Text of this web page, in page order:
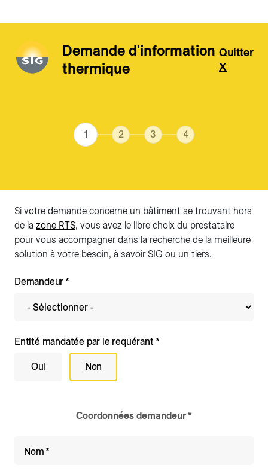
Aller au contenu principal
Demande d'information
thermique
Quitter
X
Si votre demande concerne un bâtiment se trouvant hors
de la zone RTS, vous avez le libre choix du prestataire
pour vous accompagner dans la recherche de la meilleure
solution à votre besoin, à savoir SIG ou un tiers.
Demandeur
Entité mandatée par le requérant
Oui Non
Coordonnées demandeur
Nom